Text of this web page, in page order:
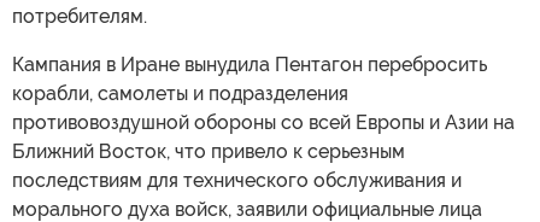
потребителям.
Кампания в Иране вынудила Пентагон перебросить
корабли, самолеты и подразделения
противовоздушной обороны со всей Европы и Азии на
Ближний Восток, что привело к серьезным
последствиям для технического обслуживания и
морального духа войск, заявили официальные лица